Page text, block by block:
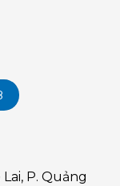
Lai, P. Quảng